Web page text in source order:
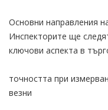
Основни направления
Инспекторите ще
ключови аспекта в
точността при
везни